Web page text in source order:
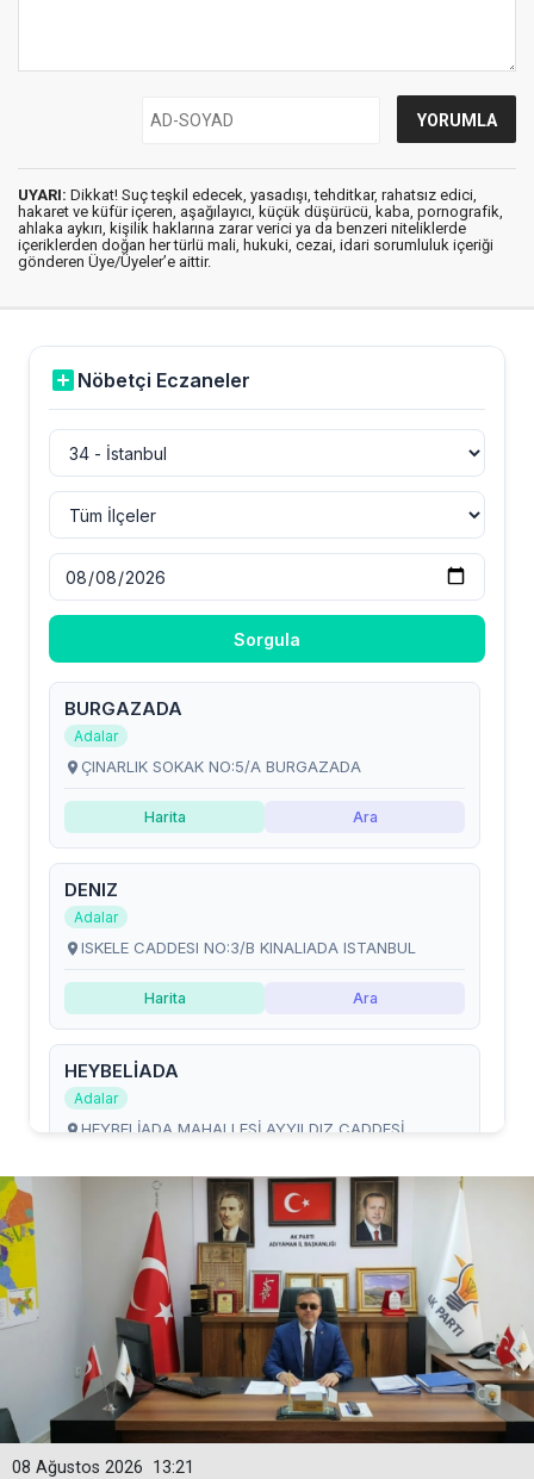
UYARI: Dikkat! Suç teşkil edecek, yasadışı, tehditkar, rahatsız edici,
hakaret ve küfür içeren, aşağılayıcı, küçük düşürücü, kaba, pornografik,
ahlaka aykırı, kişilik haklarına zarar verici ya da benzeri niteliklerde
içeriklerden doğan her türlü mali, hukuki, cezai, idari sorumluluk içeriği
gönderen Üye/Üyeler’e aittir.
13:21
08 Ağustos 2026